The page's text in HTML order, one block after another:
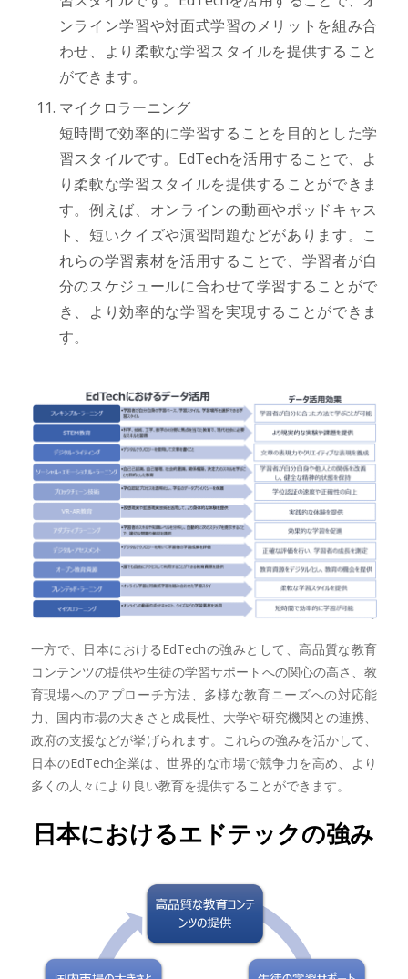
ンライン学習や対面式学習のメリットを組み合
わせ、より柔軟な学習スタイルを提供すること
ができます。
マイクロラーニング
短時間で効率的に学習することを目的とした学
習スタイルです。EdTechを活用することで、よ
り柔軟な学習スタイルを提供することができま
す。例えば、オンラインの動画やポッドキャス
ト、短いクイズや演習問題などがあります。こ
れらの学習素材を活用することで、学習者が自
分のスケジュールに合わせて学習することがで
き、より効率的な学習を実現することができま
す。
一方で、日本におけるEdTechの強みとして、高品質な教育
コンテンツの提供や生徒の学習サポートへの関心の高さ、教
育現場へのアプローチ方法、多様な教育ニーズへの対応能
力、国内市場の大きさと成長性、大学や研究機関との連携、
政府の支援などが挙げられます。これらの強みを活かして、
日本のEdTech企業は、世界的な市場で競争力を高め、より
多くの人々により良い教育を提供することができます。
日本におけるエドテックの強み